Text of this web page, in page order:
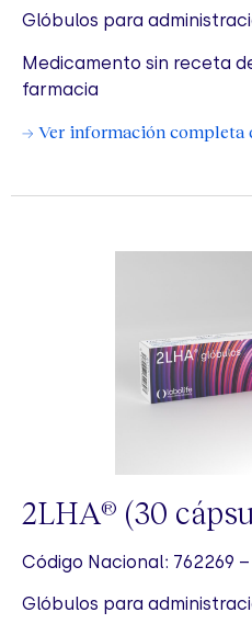
Glóbulos para
Medicamento sin receta
farmacia
→ Ver información completa
2LHA® (30
Código Nacional: 762269 –
Glóbulos para